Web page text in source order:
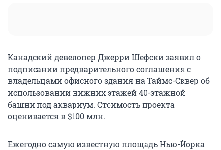
Канадский девелопер Джерри Шефски заявил о
подписании предварительного соглашения с
владельцами офисного здания на Таймс-Сквер об
использовании нижних этажей 40-этажной
башни под аквариум. Стоимость проекта
оценивается в $100 млн.
Ежегодно самую известную площадь Нью-Йорка